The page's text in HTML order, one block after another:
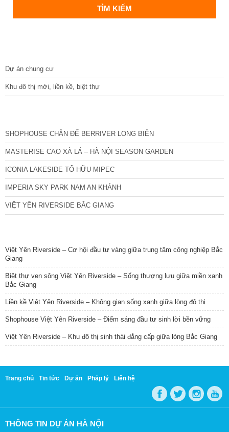
Dự án chung cư
Khu đô thị mới, liền kề, biệt thự
SHOPHOUSE CHÂN ĐẾ BERRIVER LONG BIÊN
MASTERISE CAO XÀ LÁ – HÀ NỘI SEASON GARDEN
ICONIA LAKESIDE TỐ HỮU MIPEC
IMPERIA SKY PARK NAM AN KHÁNH
VIỆT YÊN RIVERSIDE BẮC GIANG
Việt Yên Riverside – Cơ hội đầu tư vàng giữa trung tâm công nghiệp Bắc
Giang
Biệt thự ven sông Việt Yên Riverside – Sống thượng lưu giữa miền xanh
Bắc Giang
Liền kề Việt Yên Riverside – Không gian sống xanh giữa lòng đô thị
Shophouse Việt Yên Riverside – Điểm sáng đầu tư sinh lời bền vững
Việt Yên Riverside – Khu đô thị sinh thái đẳng cấp giữa lòng Bắc Giang
Trang chủ Tin tức Dự án Pháp lý Liên hệ
THÔNG TIN DỰ ÁN HÀ NỘI